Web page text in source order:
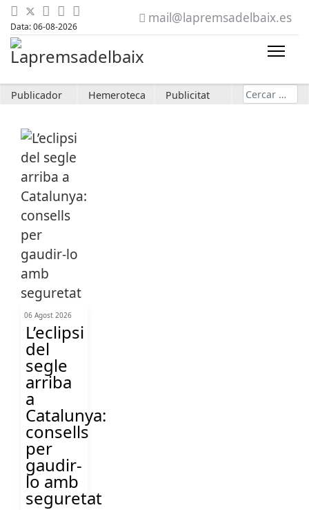
Data: 06-08-2026
mail@lapremsadelbaix.es
Publicador Hemeroteca Publicitat Cerca
06 Agost 2026
L’eclipsi
del
segle
arriba
a
Catalunya:
consells
per
gaudir-
lo amb
seguretat